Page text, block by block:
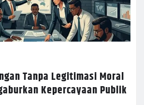
Tanpa Legitimasi Moral
Kepercayaan Publik